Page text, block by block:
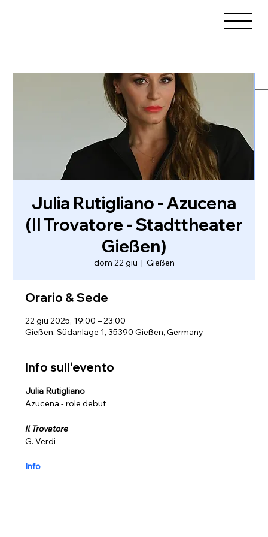
Julia Rutigliano - Azucena
(Il Trovatore - Stadttheater
Gießen)
dom 22 giu
  |
Gießen
Orario & Sede
22 giu 2025, 19:00 – 23:00
Gießen, Südanlage 1, 35390 Gießen, Germany
Info sull'evento
Julia Rutigliano
Azucena - role debut
Il Trovatore
G. Verdi
Info